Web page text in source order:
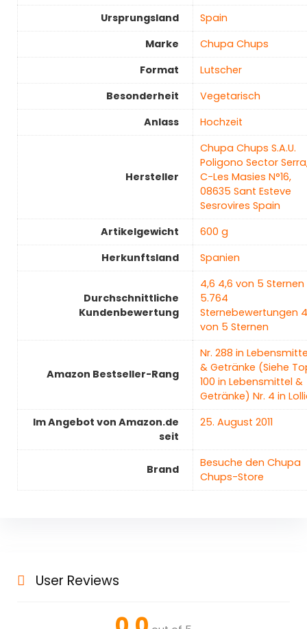
Ursprungsland
‎Spain
Marke
‎Chupa Chups
Format
‎Lutscher
Besonderheit
‎Vegetarisch
Anlass
‎Hochzeit
Hersteller
‎Chupa Chups S.A.U.
Poligono Sector
C-Les Masies N°16,
08635 Sant Esteve
Sesrovires Spain
Artikelgewicht
‎600 g
Herkunftsland
‎Spanien
Durchschnittliche
Kundenbewertung
4,6 4,6 von 5 Sternen
5.764
Sternebewertungen
von 5 Sternen
Amazon Bestseller-Rang
Nr. 288 in
& Getränke (Siehe
100 in Lebensmittel &
Getränke) Nr. 4 in
Im Angebot von Amazon.de
seit
25. August 2011
Brand
Besuche den Chupa
Chups-Store
User Reviews